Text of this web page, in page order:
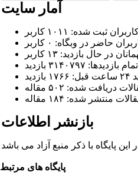
آمار سایت
ثبت شده: ۱۰۱۱ کاربر
حاضر در وبگاه: ۰ کاربر
در حال بازدید: ۱۳ کاربر
تمام بازدید‌ها: ۳۱۴۰۷۹۷ بازدید
دریافت شده: ۵۰۲ مقاله
منتشر شده: ۱۸۴ مقاله
بازنشر اطلاعات
پایگاه با ذکر منبع آزاد می باشد
پایگاه های مرتبط